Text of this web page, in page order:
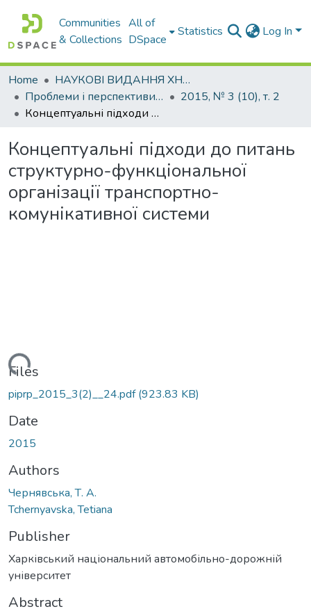
Communities
& Collections
All of
DSpace
Statistics Log In
Home
НАУКОВІ ВИДАННЯ ХНАДУ
Проблеми і перспективи розвитку підприємництва
2015, № 3 (10), т. 2
Концептуальні підходи до питань структурно-функціональної організації транспортно-комунікативної системи
Концептуальні підходи до питань
структурно-функціональної
організації транспортно-
комунікативної системи
Files
piprp_2015_3(2)__24.pdf(923.83 KB)
Date
2015
Authors
Чернявська, Т. А.
Tchernyavska, Tetiana
Publisher
Харківський національний автомобільно-дорожній
університет
Abstract